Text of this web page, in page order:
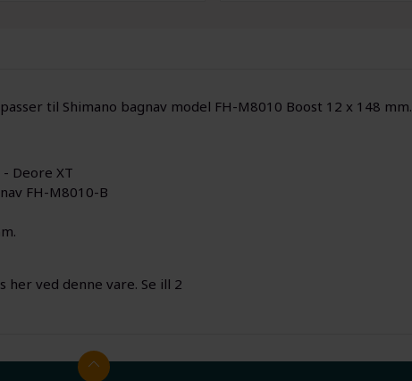
til Shimano bagnav model FH-M8010 Boost 12 x 148 mm.
- Deore XT
FH-M8010-B
her ved denne vare. Se ill 2